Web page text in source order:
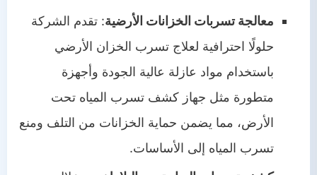
معالجة تسربات الخزانات الأرضية: تقدم الشركة
حلولًا احترافية لعلاج تسرب الخزان الأرضي
باستخدام مواد عازلة عالية الجودة وأجهزة
متطورة مثل جهاز كشف تسرب المياه تحت
الأرض، مما يضمن حماية الخزانات من التلف ومنع
تسرب المياه إلى الأساسات.